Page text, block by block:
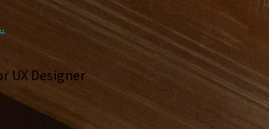
UX Designer